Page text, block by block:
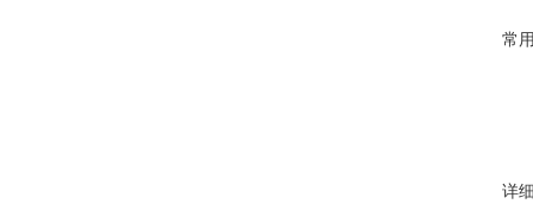
常
详